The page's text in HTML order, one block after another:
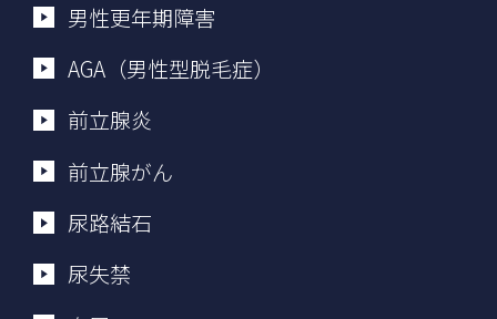
男性更年期障害
AGA（男性型脱毛症）
前立腺炎
前立腺がん
尿路結石
尿失禁